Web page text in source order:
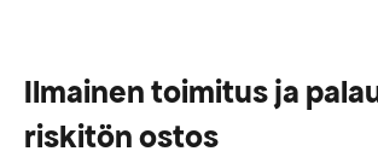
Ilmainen toimitus ja
riskitön ostos